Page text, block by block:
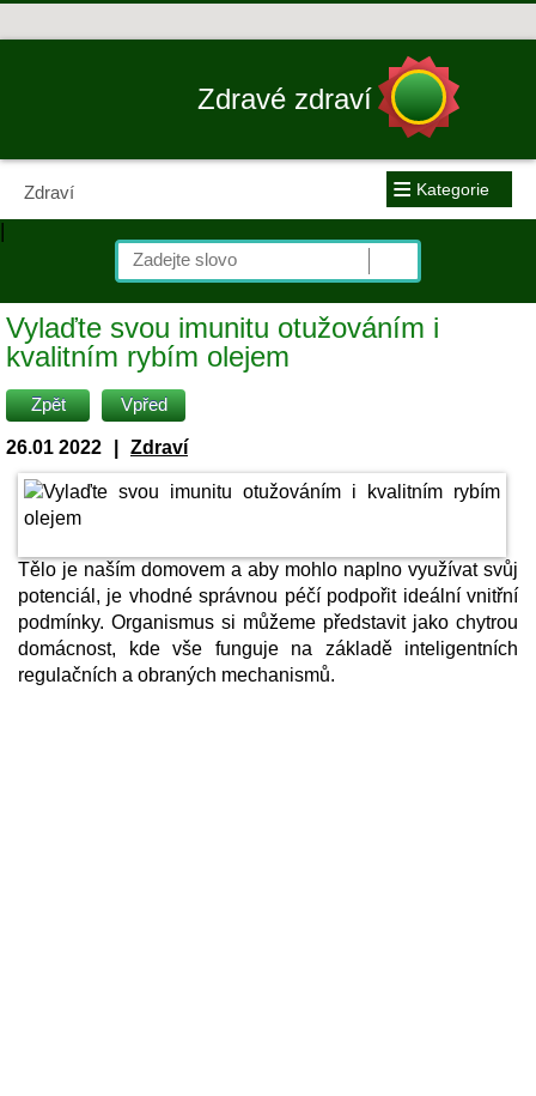
Zdravé zdraví
Zdraví ≡ Kategorie
|
Vylaďte svou imunitu otužováním i
kvalitním rybím olejem
Zpět Vpřed
26.01 2022 Zdraví
Tělo je naším domovem a aby mohlo naplno využívat svůj
potenciál, je vhodné správnou péčí podpořit ideální vnitřní
podmínky. Organismus si můžeme představit jako chytrou
domácnost, kde vše funguje na základě inteligentních
regulačních a obraných mechanismů.